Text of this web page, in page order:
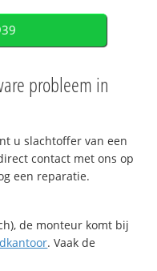
probleem in
u slachtoffer van een
contact met ons op
een reparatie.
de monteur komt bij
. Vaak de